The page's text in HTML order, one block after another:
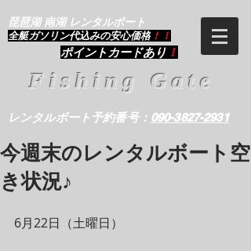
琵琶湖 南湖 レンタルボート
​全艇ガソリン代込みの安心価格 ！！
ポイントカードあり ！
Fishing Gate
レンタルボート予約番号： 090-3827-2931
今週末のレンタルボート空
き状況♪
6月22日（土曜日）